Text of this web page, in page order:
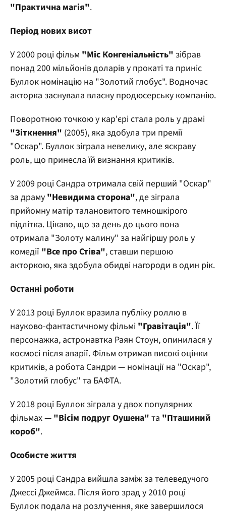
"Практична магія".
Період нових висот
У 2000 році фільм "Міс Конгеніальність" зібрав
понад 200 мільйонів доларів у прокаті та приніс
Буллок номінацію на "Золотий глобус". Водночас
акторка заснувала власну продюсерську компанію.
Поворотною точкою у кар'єрі стала роль у драмі
"Зіткнення" (2005), яка здобула три премії
"Оскар". Буллок зіграла невелику, але яскраву
роль, що принесла їй визнання критиків.
У 2009 році Сандра отримала свій перший "Оскар"
за драму "Невидима сторона", де зіграла
прийомну матір талановитого темношкірого
підлітка. Цікаво, що за день до цього вона
отримала "Золоту малину" за найгіршу роль у
комедії "Все про Стіва", ставши першою
акторкою, яка здобула обидві нагороди в один рік.
Останні роботи
У 2013 році Буллок вразила публіку роллю в
науково-фантастичному фільмі "Гравітація". Її
персонажка, астронавтка Раян Стоун, опинилася у
космосі після аварії. Фільм отримав високі оцінки
критиків, а робота Сандри — номінації на "Оскар",
"Золотий глобус" та БАФТА.
У 2018 році Буллок зіграла у двох популярних
фільмах — "Вісім подруг Оушена" та "Пташиний
короб".
Особисте життя
У 2005 році Сандра вийшла заміж за телеведучого
Джессі Джеймса. Після його зрад у 2010 році
Буллок подала на розлучення, яке завершилося